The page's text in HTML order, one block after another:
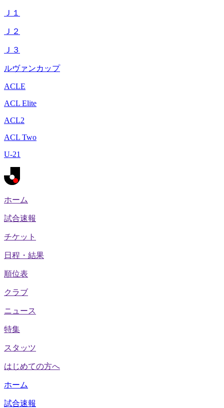
Ｊ１
Ｊ２
Ｊ３
ルヴァンカップ
ACLE
ACL Elite
ACL2
ACL Two
U-21
ホーム
試合速報
チケット
日程・結果
順位表
クラブ
ニュース
特集
スタッツ
はじめての方へ
ホーム
試合速報